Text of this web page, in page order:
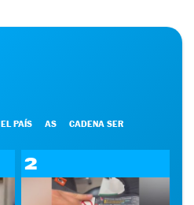
EL PAÍS AS CADENA SER
2